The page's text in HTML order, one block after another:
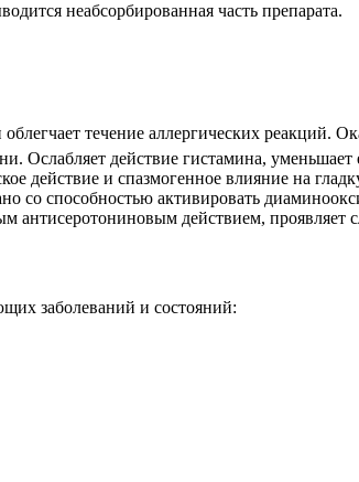
неабсорбированная часть препарата.
течение аллергических реакций.
Ослабляет действие гистамина,
действие и спазмогенное влияние на
со способностью активировать
антисеротониновым действием,
заболеваний и состояний: